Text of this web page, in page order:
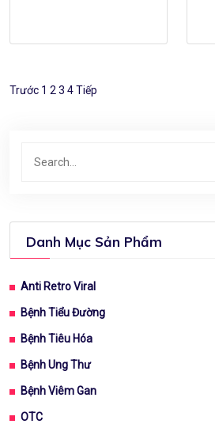
Danh Mục Sản Phẩm
Anti Retro Viral
Bệnh Tiểu Đường
Bệnh Tiêu Hóa
Bệnh Ung Thư
Bệnh Viêm Gan
OTC
Trước 1 2 3 4Tiếp